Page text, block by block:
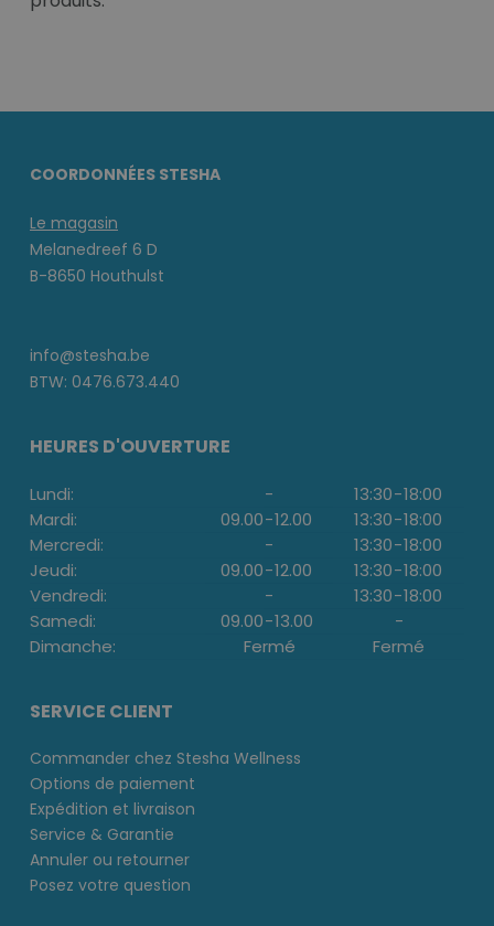
COORDONNÉES STESHA
Le magasin
Melanedreef 6 D
B-8650 Houthulst
info@stesha.be
BTW: 0476.673.440
HEURES D'OUVERTURE
Lundi: - 13:30-18:00
Mardi:
09.00-12.00 13:30-18:00
Mercredi:
- 13:30-18:00
Jeudi:
09.00-12.00 13:30-18:00
Vendredi:
- 13:30-18:00
Samedi:
09.00-13.00
-
Dimanche:
Fermé Fermé
SERVICE CLIENT
Commander chez Stesha Wellness
Options de paiement
Expédition et livraison
Service & Garantie
Annuler ou retourner
Posez votre question